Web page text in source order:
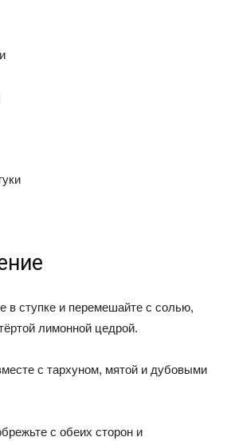
в ступке и перемешайте с солью,
лимонной цедрой.
с тархуном, мятой и дубовыми
с обеих сторон и